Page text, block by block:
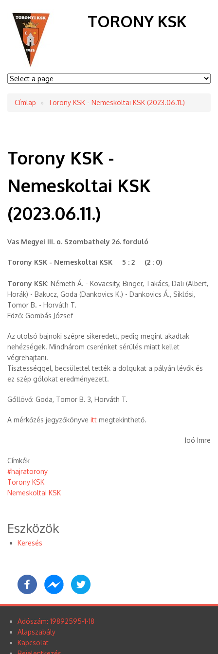
TORONY KSK
Morzsa
Címlap Torony KSK - Nemeskoltai KSK (2023.06.11.)
Torony KSK -
Nemeskoltai KSK
(2023.06.11.)
Vas Megyei III. o. Szombathely 26. forduló
Torony KSK - Nemeskoltai KSK 5 : 2 (2 : 0)
Torony KSK: Németh Á. - Kovacsity, Binger, Takács, Dali (Albert,
Horák) - Bakucz, Goda (Dankovics K.) - Dankovics Á., Siklósi,
Tomor B. - Horváth T.
Edző: Gombás József
Az utolsó bajnoki szépre sikeredett, pedig megint akadtak
nehézségek. Mindhárom cserénket sérülés miatt kellet
végrehajtani.
Tisztességgel, becsülettel tették a dolgukat a pályán lévők és
ez szép gólokat eredményezett.
Góllövő: Goda, Tomor B. 3, Horváth T.
A mérkőzés jegyzőkönyve itt megtekinthető.
Joó Imre
Címkék
#hajratorony
Torony KSK
Nemeskoltai KSK
Eszközök
Keresés
Lábléc
menü
Adószám: 19892595-1-18
Alapszabály
Kapcsolat